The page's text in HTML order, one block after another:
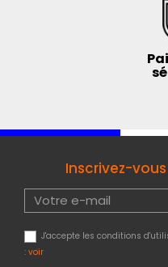
Inscrivez-
J'accepte les conditions
: voir